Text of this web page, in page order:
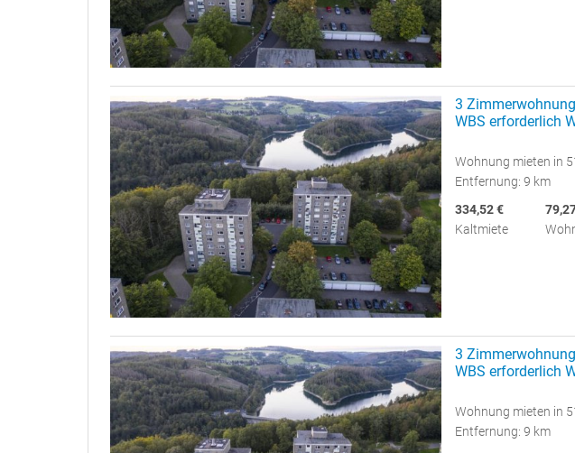
3
WBS erforderlich
Wohnung mieten in
Entfernung: 9 km
334,52 €
Kaltmiete
3
WBS erforderlich
Wohnung mieten in
Entfernung: 9 km